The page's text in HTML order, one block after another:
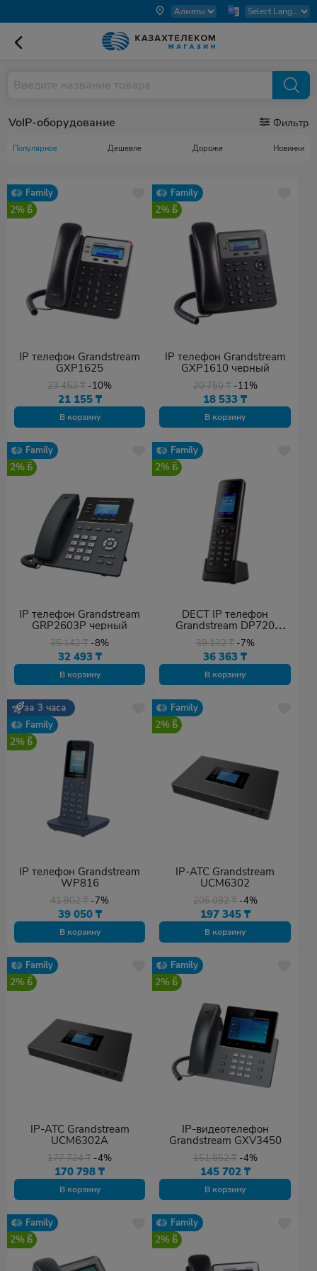
VoIP-оборудование Фильтр
Популярное Дешевле Дороже Новинки
Family
2%
IP телефон Grandstream
GXP1625
23 453₸ -10%
21 155 ₸
В корзину
Family
2%
IP телефон Grandstream
GXP1610 черный
20 750₸ -11%
18 533₸
В корзину
Family
2%
IP телефон Grandstream
GRP2603P черный
35 142₸ -8%
32 493 ₸
В корзину
Family
2%
DECT IP телефон
Grandstream DP720
черный
39 132₸ -7%
36 363₸
В корзину
за 3 часа
Family
2%
IP телефон Grandstream
WP816
41 902₸ -7%
39 050 ₸
В корзину
Family
2%
IP-АТС Grandstream
UCM6302
205 092₸ -4%
197 345 ₸
В корзину
Family
2%
IP-АТС Grandstream
UCM6302A
177 724₸ -4%
170 798₸
В корзину
Family
2%
IP-видеотелефон
Grandstream GXV3450
151 852₸ -4%
145 702 ₸
В корзину
Family
2%
Family
2%